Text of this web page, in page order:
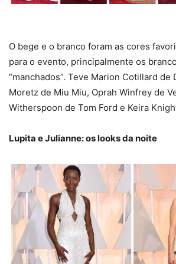
O bege e o branco foram as cores
para o evento, principalmente os
“manchados”. Teve Marion Cotillard de
Moretz de Miu Miu, Oprah Winfrey de
Witherspoon de Tom Ford e Keira
Lupita e Julianne: os looks da noite